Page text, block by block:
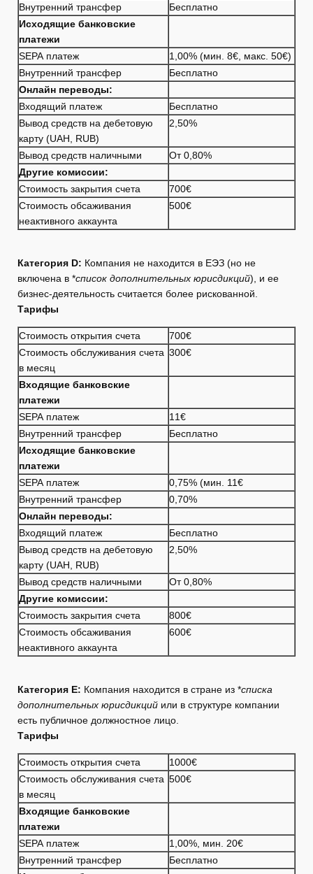
Внутренний трансфер
Бесплатно
Исходящие банковские
платежи
SEPA платеж
1,00% (мин. 8€, макс. 50€)
Внутренний трансфер
Бесплатно
Онлайн переводы:
Входящий платеж
Бесплатно
Вывод средств на дебетовую
карту (UAH, RUB)
2,50%
Вывод средств наличными
От 0,80%
Другие комиссии:
Стоимость закрытия счета
700€
Стоимость обсаживания
неактивного аккаунта
500€
Категория D: Компания не находится в ЕЭЗ (но не
включена в *список дополнительных юрисдикций), и ее
бизнес-деятельность считается более рискованной.
Тарифы
Стоимость открытия счета
700€
Стоимость обслуживания счета
в месяц
300€
Входящие банковские
платежи
SEPA платеж
11€
Внутренний трансфер
Бесплатно
Исходящие банковские
платежи
SEPA платеж
0,75% (мин. 11€
Внутренний трансфер
0,70%
Онлайн переводы:
Входящий платеж
Бесплатно
Вывод средств на дебетовую
карту (UAH, RUB)
2,50%
Вывод средств наличными
От 0,80%
Другие комиссии:
Стоимость закрытия счета
800€
Стоимость обсаживания
неактивного аккаунта
600€
Категория E: Компания находится в стране из *списка
дополнительных юрисдикций или в структуре компании
есть публичное должностное лицо.
Тарифы
Стоимость открытия счета
1000€
Стоимость обслуживания счета
в месяц
500€
Входящие банковские
платежи
SEPA платеж
1,00%, мин. 20€
Внутренний трансфер
Бесплатно